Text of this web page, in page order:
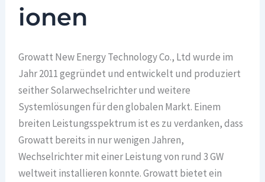
ionen
Growatt New Energy Technology Co., Ltd wurde im
Jahr 2011 gegründet und entwickelt und produziert
seither Solarwechselrichter und weitere
Systemlösungen für den globalen Markt. Einem
breiten Leistungsspektrum ist es zu verdanken, dass
Growatt bereits in nur wenigen Jahren,
Wechselrichter mit einer Leistung von rund 3 GW
weltweit installieren konnte. Growatt bietet ein